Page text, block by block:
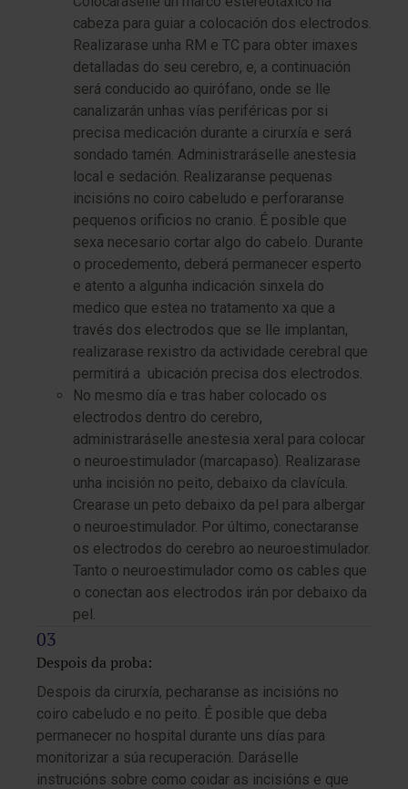
cabeza para guiar a colocación dos electrodos.
Realizarase unha RM e TC para obter imaxes
detalladas do seu cerebro, e, a continuación
será conducido ao quirófano, onde se lle
canalizarán unhas vías periféricas por si
precisa medicación durante a cirurxía e será
sondado tamén. Administraráselle anestesia
local e sedación. Realizaranse pequenas
incisións no coiro cabeludo e perforaranse
pequenos orificios no cranio. É posible que
sexa necesario cortar algo do cabelo. Durante
o procedemento, deberá permanecer esperto
e atento a algunha indicación sinxela do
medico que estea no tratamento xa que a
través dos electrodos que se lle implantan,
realizarase rexistro da actividade cerebral que
permitirá a ubicación precisa dos electrodos.
No mesmo día e tras haber colocado os
electrodos dentro do cerebro,
administraráselle anestesia xeral para colocar
o neuroestimulador (marcapaso). Realizarase
unha incisión no peito, debaixo da clavícula.
Crearase un peto debaixo da pel para albergar
o neuroestimulador. Por último, conectaranse
os electrodos do cerebro ao neuroestimulador.
Tanto o neuroestimulador como os cables que
o conectan aos electrodos irán por debaixo da
pel.
Despois da proba:
Despois da cirurxía, pecharanse as incisións no
coiro cabeludo e no peito. É posible que deba
permanecer no hospital durante uns días para
monitorizar a súa recuperación. Daráselle
instrucións sobre como coidar as incisións e que